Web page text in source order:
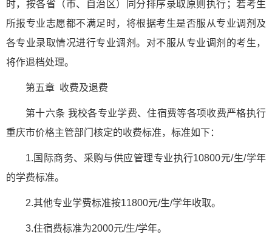
时，按各省（市、自治区）同分排序录取原则执行；若考生
所报专业志愿都不满足时，将根据考生是否服从专业调剂及
各专业录取情况进行专业调剂。对不服从专业调剂的考生，
将作退档处理。
第五章 收费及退费
第十六条 我校各专业学费、住宿费等各项收费严格执行
重庆市价格主管部门核定的收费标准，标准如下：
1.国际商务、采购与供应管理专业执行10800元/生/学年
的学费标准。
2.其他专业学费标准按11800元/生/学年收取。
3.住宿费标准为2000元/生/学年。